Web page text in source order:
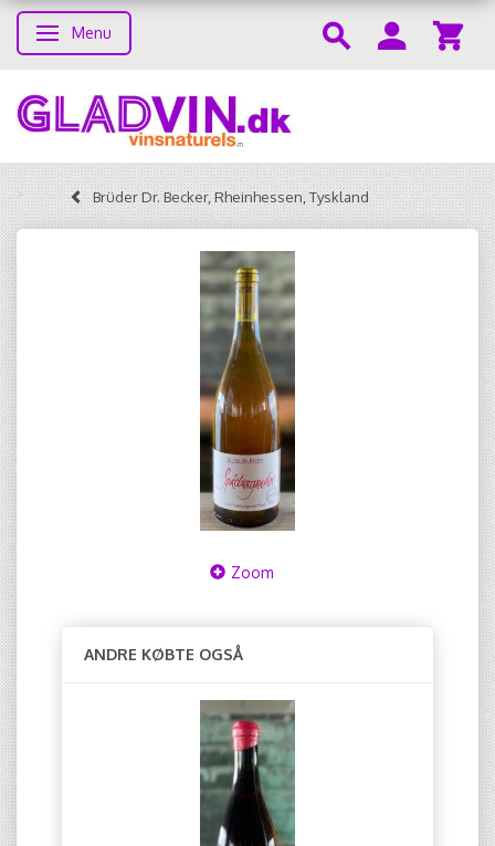
Toggle navigation
Menu
Brüder Dr. Becker, Rheinhessen, Tyskland
Zoom
ANDRE KØBTE OGSÅ